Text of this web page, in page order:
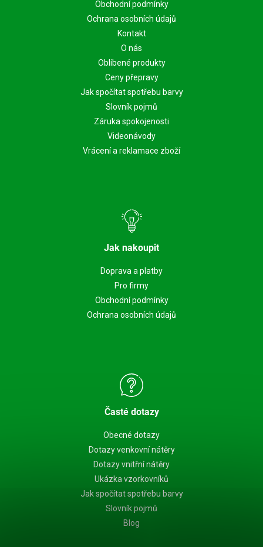
Obchodní podmínky
Ochrana osobních údajů
Kontakt
O nás
Oblíbené produkty
Ceny přepravy
Jak spočítat spotřebu barvy
Slovník pojmů
Záruka spokojenosti
Videonávody
Vrácení a reklamace zboží
Jak nakoupit
Doprava a platby
Pro firmy
Obchodní podmínky
Ochrana osobních údajů
Časté dotazy
Obecné dotazy
Dotazy venkovní nátěry
Dotazy vnitřní nátěry
Ukázka vzorkovníků
Jak spočítat spotřebu barvy
Slovník pojmů
Blog